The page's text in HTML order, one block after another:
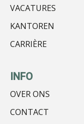
VACATURES
KANTOREN
CARRIÈRE
INFO
OVER ONS
CONTACT